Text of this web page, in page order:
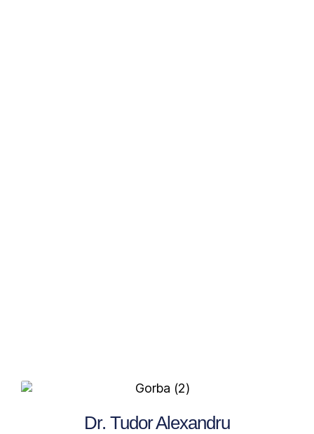
Dr. Tudor Alexandru